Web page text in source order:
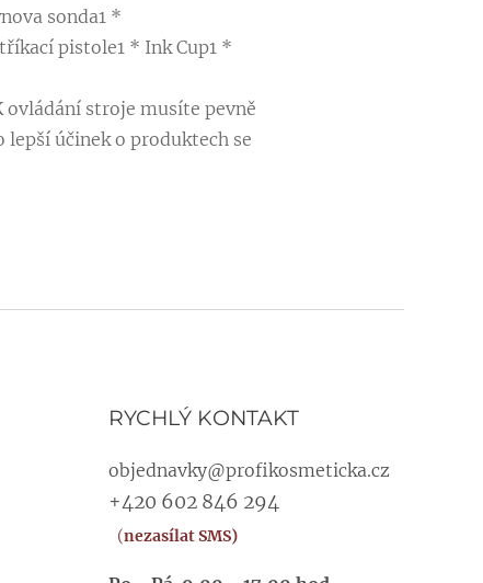
sonda1 *
pistole1 * Ink Cup1 *
ovládání stroje musíte pevně
účinek o produktech se
RYCHLÝ KONTAKT
objednavky@profikosmeticka.cz
+420 602 846 294
(nezasílat SMS)